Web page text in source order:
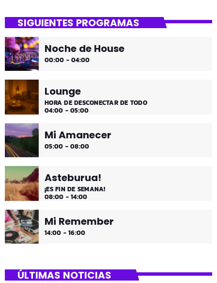
Asteburuak zureak eta gureak dira! Dantza Bizkaia!
SIGUIENTES PROGRAMAS
Noche de House
00:00 - 04:00
Lounge
HORA DE DESCONECTAR DE TODO
04:00 - 05:00
Mi Amanecer
05:00 - 08:00
Asteburua!
¡ES FIN DE SEMANA!
08:00 - 14:00
Mi Remember
14:00 - 16:00
ÚLTIMAS NOTICIAS